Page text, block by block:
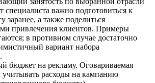
специалиста важно подготовиться к
заранее, а также поделиться
привлечения клиентов. Примеры
в противном случае достаточно
вариант набора
бюджет на рекламу. Оговариваемая
расходы на кампанию